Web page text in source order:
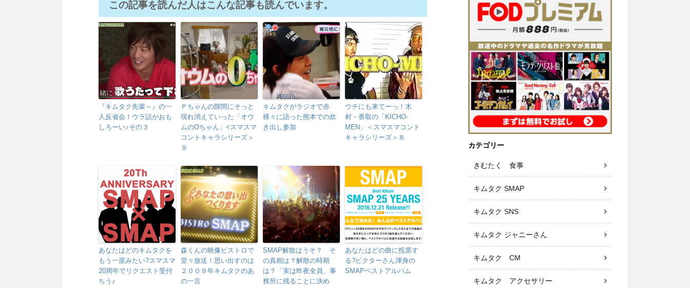
この記事を読んだ人はこんな記事も読んでいます。
『キムタク先輩～』の一
人反省会！ウラ話がおも
しろーい♪その３
Ｐちゃんの隙間にそっと
現れ消えていった「オウ
ムのOちゃん」<スマスマ
コントキャラシリーズ＞
９
キムタクがラジオで赤
裸々に語った熊本での炊
き出し参加
ウチにも来てーっ！木
村・香取の「KICHO-
MEN」＜スマスマコント
キャラシリーズ＞８
あなたはどのキムタクを
もう一度みたい?スマスマ
20周年でリクエスト受付
ちう♪
森くんの映像ビストロで
堂々放送！思い出すのは
２００９年キムタクのあ
の一言
SMAP解散はうそ？ そ
の真相は？解散の時期
は？「実は昨夜全員、事
務所に残ることに決め
あなたはどの曲に投票す
る?ビクターさん渾身の
SMAPベストアルバム
カテゴリー
きむたく 食事
キムタク SMAP
キムタク SNS
キムタク ジャニーさん
キムタク CM
キムタク アクセサリー